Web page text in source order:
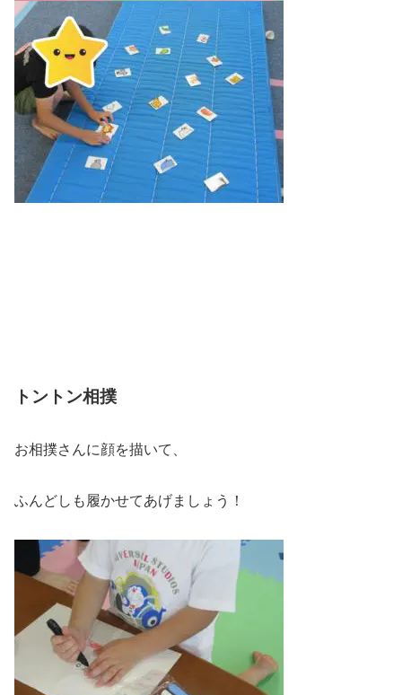
トントン相撲
お相撲さんに顔を描いて、
ふんどしも履かせてあげましょう！